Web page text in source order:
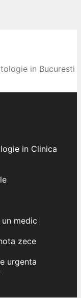
in Bucuresti
in Clinica
medic
zece
urgenta